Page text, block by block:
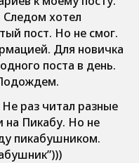
Следом хотел
пост. Но не смог.
Для новичка
поста в день.
раз читал разные
на Пикабу. Но не
пикабушником.